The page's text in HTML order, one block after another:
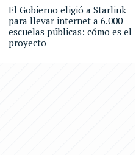
El Gobierno eligió a Starlink
para llevar internet a 6.000
escuelas públicas: cómo es el
proyecto